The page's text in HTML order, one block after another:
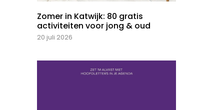
Zomer in Katwijk: 80 gratis
activiteiten voor jong & oud
20 juli 2026